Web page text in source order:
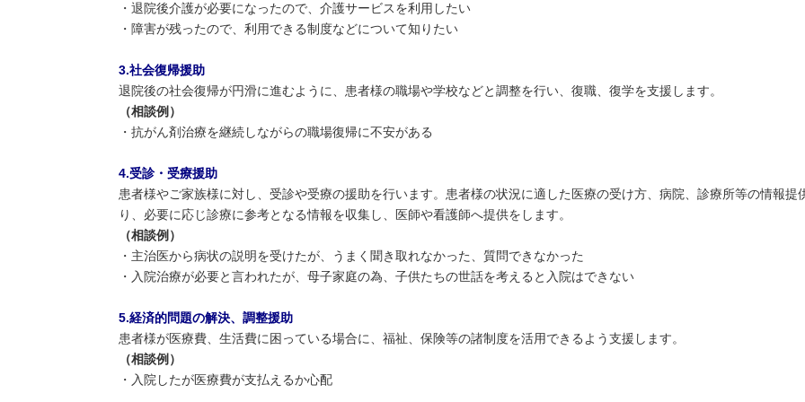
・退院後介護が必要になったので、介護サービスを利用したい
・障害が残ったので、利用できる制度などについて知りたい
3.社会復帰援助
退院後の社会復帰が円滑に進むように、患者様の職場や学校などと調整を行い、復職、復学を支援します。
（相談例）
・抗がん剤治療を継続しながらの職場復帰に不安がある
4.受診・受療援助
患者様やご家族様に対し、受診や受療の援助を行います。患者様の状況に適した医療の受け方、病院、診療所等の情報提
り、必要に応じ診療に参考となる情報を収集し、医師や看護師へ提供をします。
（相談例）
・主治医から病状の説明を受けたが、うまく聞き取れなかった、質問できなかった
・入院治療が必要と言われたが、母子家庭の為、子供たちの世話を考えると入院はできない
5.経済的問題の解決、調整援助
患者様が医療費、生活費に困っている場合に、福祉、保険等の諸制度を活用できるよう支援します。
（相談例）
・入院したが医療費が支払えるか心配